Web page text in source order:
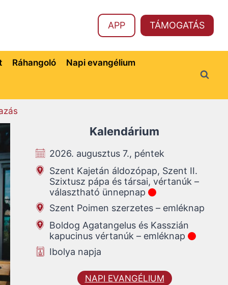
APP TÁMOGATÁS
Ráhangoló Napi evangélium
Kalendárium
2026. augusztus 7., péntek
Szent Kajetán áldozópap, Szent II.
Szixtusz pápa és társai, vértanúk –
választható ünnepnap
Szent Poimen szerzetes – emléknap
Boldog Agatangelus és Kasszián
kapucinus vértanúk – emléknap
Ibolya napja
NAPI EVANGÉLIUM